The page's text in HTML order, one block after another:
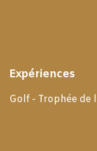
Expériences
Golf - Trophée de